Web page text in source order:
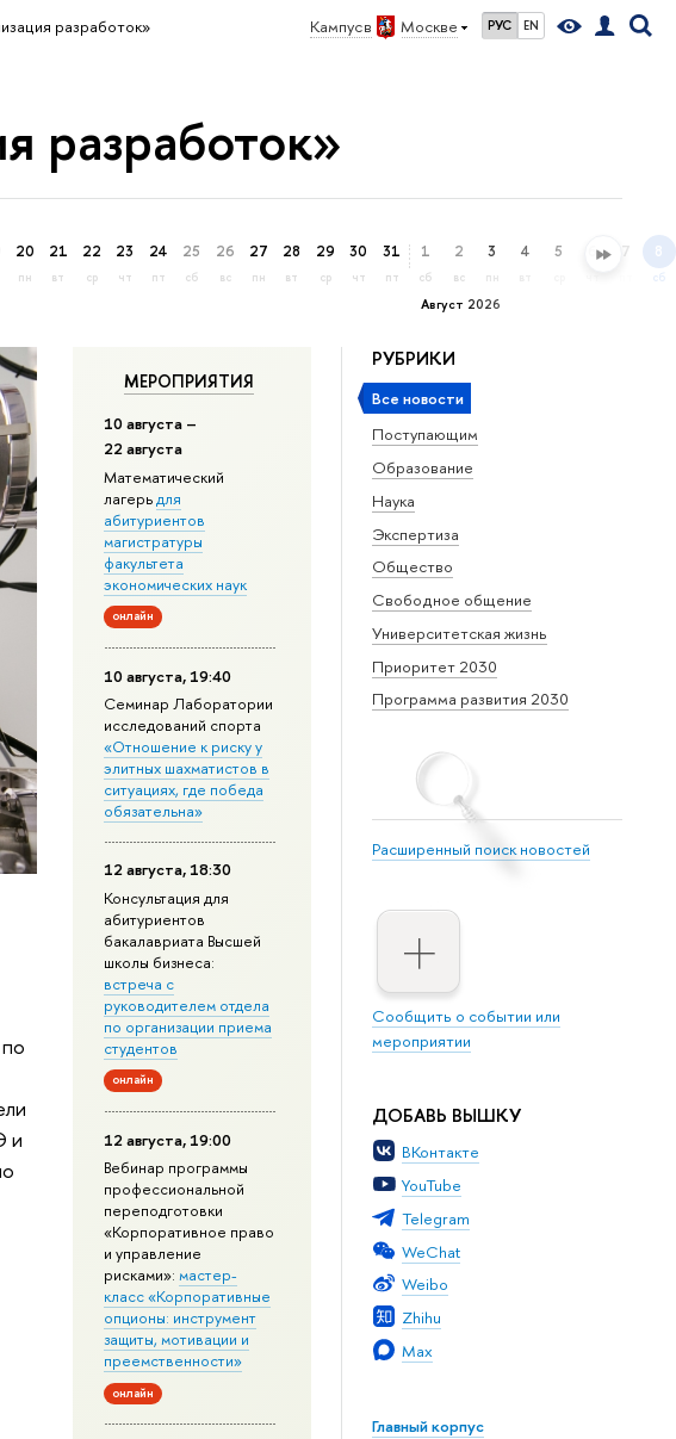
Кампус в Москве РУС EN
разработок»
разработок»
20
пн
21
вт
22
ср
23
чт
24
пт
25
сб
26
вс
27
пн
28
вт
29
ср
30
чт
31
пт
Август 2026
1
сб
2
вс
3
пн
4 5 6 7 8
сб
РУБРИКИ
Все новости
Поступающим
Образование
Наука
Экспертиза
Общество
Свободное общение
Университетская жизнь
Приоритет 2030
Программа развития 2030
Расширенный поиск новостей
Сообщить о событии или
мероприятии
ДОБАВЬ ВЫШКУ
ВКонтакте
YouTube
Telegram
WeChat
Weibo
Zhihu
Max
Главный корпус
МЕРОПРИЯТИЯ
10 августа –
22 августа
Математический
лагерьдля
абитуриентов
магистратуры
факультета
экономических наук
онлайн
10 августа, 19:40
Семинар Лаборатории
исследований спорта
«Отношение к риску у
элитных шахматистов в
ситуациях, где победа
обязательна»
12 августа, 18:30
Консультация для
абитуриентов
бакалавриата Высшей
школы бизнеса:
встреча с
руководителем отдела
по организации приема
студентов
онлайн
12 августа, 19:00
Вебинар программы
профессиональной
переподготовки
«Корпоративное право
и управление
рисками»: мастер-
класс «Корпоративные
опционы: инструмент
защиты, мотивации и
преемственности»
онлайн
и